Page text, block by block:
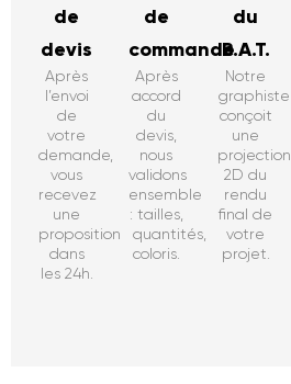
de
devis
Après
l’envoi
de
votre
demande,
vous
recevez
une
proposition
dans
les 24h.
de
commande
Après
accord
du
devis,
nous
validons
ensemble
: tailles,
quantités,
coloris.
du
B.A.T.
Notre
graphiste
conçoit
une
projection
2D du
rendu
final de
votre
projet.